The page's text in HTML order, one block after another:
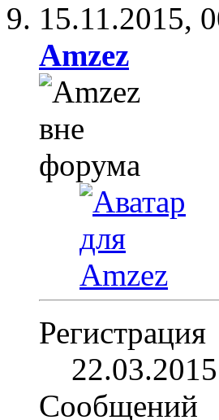
15.11.2015,
Amzez
Регистрация
22.03.2015
Сообщений